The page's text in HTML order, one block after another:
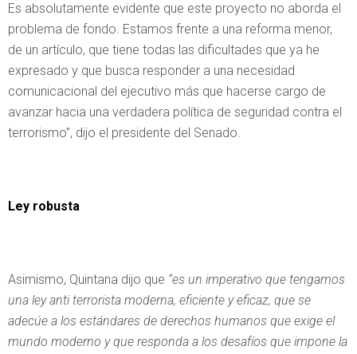
Es absolutamente evidente que este proyecto no aborda el
problema de fondo. Estamos frente a una reforma menor,
de un artículo, que tiene todas las dificultades que ya he
expresado y que busca responder a una necesidad
comunicacional del ejecutivo más que hacerse cargo de
avanzar hacia una verdadera política de seguridad contra el
terrorismo”, dijo el presidente del Senado.
Ley robusta
Asimismo, Quintana dijo que “es un imperativo que tengamos
una ley anti terrorista moderna, eficiente y eficaz, que se
adecúe a los estándares de derechos humanos que exige el
mundo moderno y que responda a los desafíos que impone la